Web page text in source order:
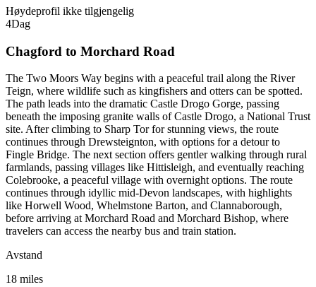
Høydeprofil ikke tilgjengelig
4Dag
Chagford to Morchard Road
The Two Moors Way begins with a peaceful trail along the River
Teign, where wildlife such as kingfishers and otters can be spotted.
The path leads into the dramatic Castle Drogo Gorge, passing
beneath the imposing granite walls of Castle Drogo, a National Trust
site. After climbing to Sharp Tor for stunning views, the route
continues through Drewsteignton, with options for a detour to
Fingle Bridge. The next section offers gentler walking through rural
farmlands, passing villages like Hittisleigh, and eventually reaching
Colebrooke, a peaceful village with overnight options. The route
continues through idyllic mid-Devon landscapes, with highlights
like Horwell Wood, Whelmstone Barton, and Clannaborough,
before arriving at Morchard Road and Morchard Bishop, where
travelers can access the nearby bus and train station.
Avstand
18 miles